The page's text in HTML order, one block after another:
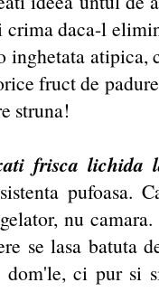
crima daca-l
inghetata atipica,
fruct de
struna!
frisca lichida
pufoasa.
nu
se lasa batuta
dom'le, ci pur si